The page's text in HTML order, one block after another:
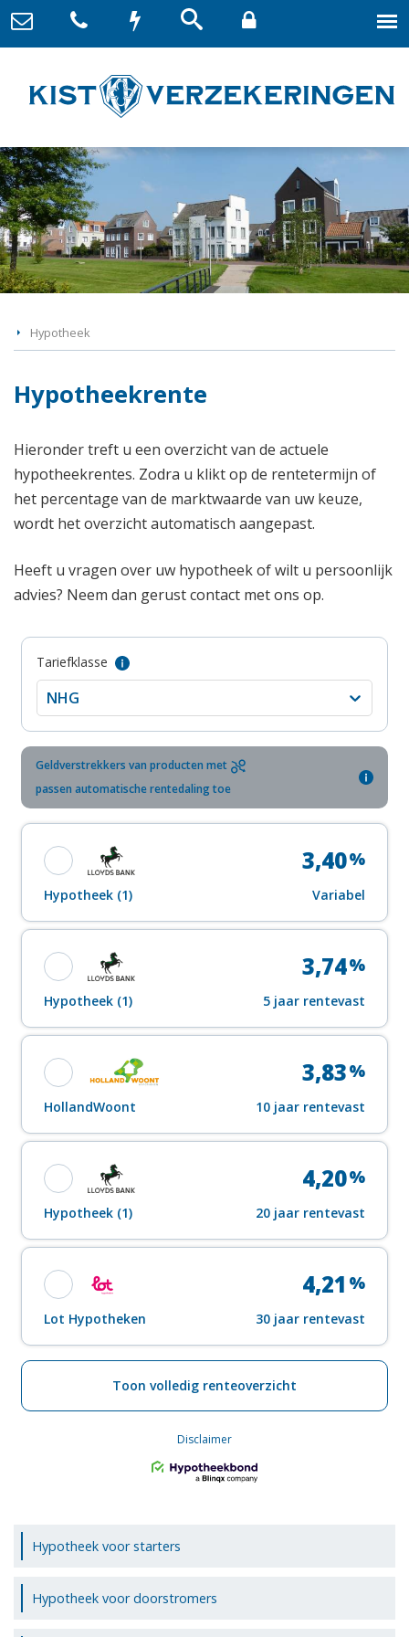
Hypotheek
Hypotheekrente
Hieronder treft u een overzicht van de actuele
hypotheekrentes. Zodra u klikt op de rentetermijn of
het percentage van de marktwaarde van uw keuze,
wordt het overzicht automatisch aangepast.
Heeft u vragen over uw hypotheek of wilt u persoonlijk
advies? Neem dan gerust contact met ons op.
Hypotheek voor starters
Hypotheek voor doorstromers